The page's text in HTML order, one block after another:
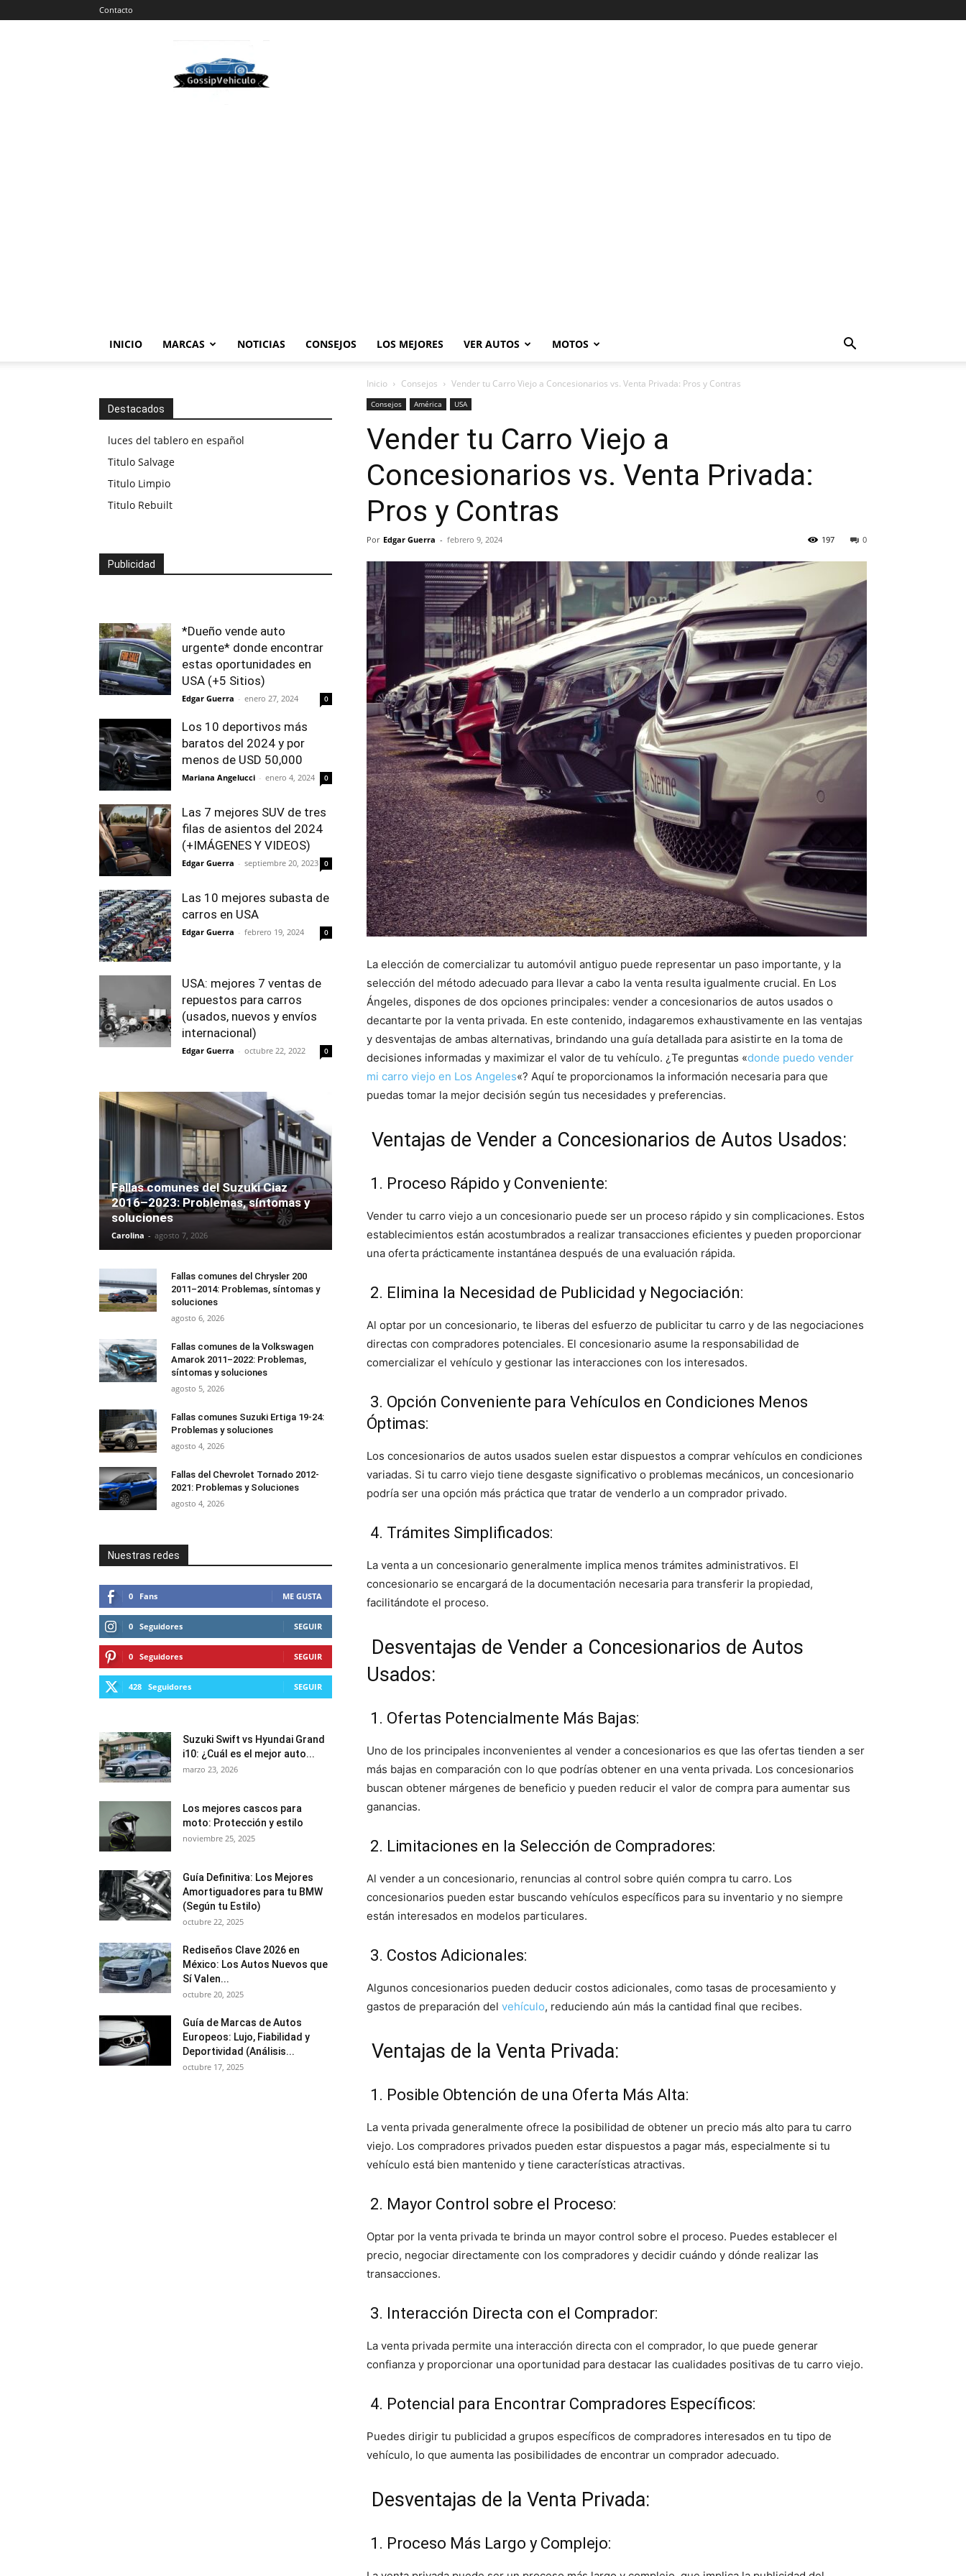
Contacto
Vehiculos
INICIO MARCAS NOTICIAS CONSEJOS LOS MEJORES VER AUTOS MOTOS
Inicio Consejos Vender tu Carro Viejo a Concesionarios vs. Venta Privada: Pros y Contras
Consejos América USA
Vender tu Carro Viejo a
Concesionarios vs. Venta Privada:
Pros y Contras
Por Edgar Guerra - febrero 9, 2024 0
197
La elección de comercializar tu automóvil antiguo puede representar un paso importante, y la
selección del método adecuado para llevar a cabo la venta resulta igualmente crucial. En Los
Ángeles, dispones de dos opciones principales: vender a concesionarios de autos usados o
decantarte por la venta privada. En este contenido, indagaremos exhaustivamente en las ventajas
y desventajas de ambas alternativas, brindando una guía detallada para asistirte en la toma de
decisiones informadas y maximizar el valor de tu vehículo. ¿Te preguntas «donde puedo vender
mi carro viejo en Los Angeles«? Aquí te proporcionamos la información necesaria para que
puedas tomar la mejor decisión según tus necesidades y preferencias.
Ventajas de Vender a Concesionarios de Autos Usados:
1. Proceso Rápido y Conveniente:
Vender tu carro viejo a un concesionario puede ser un proceso rápido y sin complicaciones. Estos
establecimientos están acostumbrados a realizar transacciones eficientes y pueden proporcionar
una oferta prácticamente instantánea después de una evaluación rápida.
2. Elimina la Necesidad de Publicidad y Negociación:
Al optar por un concesionario, te liberas del esfuerzo de publicitar tu carro y de las negociaciones
directas con compradores potenciales. El concesionario asume la responsabilidad de
comercializar el vehículo y gestionar las interacciones con los interesados.
3. Opción Conveniente para Vehículos en Condiciones Menos
Óptimas:
Los concesionarios de autos usados suelen estar dispuestos a comprar vehículos en condiciones
variadas. Si tu carro viejo tiene desgaste significativo o problemas mecánicos, un concesionario
podría ser una opción más práctica que tratar de venderlo a un comprador privado.
4. Trámites Simplificados:
La venta a un concesionario generalmente implica menos trámites administrativos. El
concesionario se encargará de la documentación necesaria para transferir la propiedad,
facilitándote el proceso.
Desventajas de Vender a Concesionarios de Autos
Usados:
1. Ofertas Potencialmente Más Bajas:
Uno de los principales inconvenientes al vender a concesionarios es que las ofertas tienden a ser
más bajas en comparación con lo que podrías obtener en una venta privada. Los concesionarios
buscan obtener márgenes de beneficio y pueden reducir el valor de compra para aumentar sus
ganancias.
2. Limitaciones en la Selección de Compradores:
Al vender a un concesionario, renuncias al control sobre quién compra tu carro. Los
concesionarios pueden estar buscando vehículos específicos para su inventario y no siempre
están interesados en modelos particulares.
3. Costos Adicionales:
Algunos concesionarios pueden deducir costos adicionales, como tasas de procesamiento y
gastos de preparación del vehículo, reduciendo aún más la cantidad final que recibes.
Ventajas de la Venta Privada:
1. Posible Obtención de una Oferta Más Alta:
La venta privada generalmente ofrece la posibilidad de obtener un precio más alto para tu carro
viejo. Los compradores privados pueden estar dispuestos a pagar más, especialmente si tu
vehículo está bien mantenido y tiene características atractivas.
2. Mayor Control sobre el Proceso:
Optar por la venta privada te brinda un mayor control sobre el proceso. Puedes establecer el
precio, negociar directamente con los compradores y decidir cuándo y dónde realizar las
transacciones.
3. Interacción Directa con el Comprador:
La venta privada permite una interacción directa con el comprador, lo que puede generar
confianza y proporcionar una oportunidad para destacar las cualidades positivas de tu carro viejo.
4. Potencial para Encontrar Compradores Específicos:
Puedes dirigir tu publicidad a grupos específicos de compradores interesados en tu tipo de
vehículo, lo que aumenta las posibilidades de encontrar un comprador adecuado.
Desventajas de la Venta Privada:
1. Proceso Más Largo y Complejo:
Destacados
luces del tablero en español
Titulo Salvage
Titulo Limpio
Titulo Rebuilt
Publicidad
*Dueño vende auto
urgente* donde encontrar
estas oportunidades en
USA (+5 Sitios)
Edgar Guerra - enero 27, 2024 0
Los 10 deportivos más
baratos del 2024 y por
menos de USD 50,000
Mariana Angelucci - enero 4, 2024 0
Las 7 mejores SUV de tres
filas de asientos del 2024
(+IMÁGENES Y VIDEOS)
Edgar Guerra - septiembre 20, 2023 0
Las 10 mejores subasta de
carros en USA
Edgar Guerra - febrero 19, 2024 0
USA: mejores 7 ventas de
repuestos para carros
(usados, nuevos y envíos
internacional)
Edgar Guerra - octubre 22, 2022 0
Fallas comunes del Suzuki Ciaz
2016–2023: Problemas, síntomas y
soluciones
Carolina - agosto 7, 2026
Fallas comunes del Chrysler 200
2011–2014: Problemas, síntomas y
soluciones
agosto 6, 2026
Fallas comunes de la Volkswagen
Amarok 2011–2022: Problemas,
síntomas y soluciones
agosto 5, 2026
Fallas comunes Suzuki Ertiga 19-24:
Problemas y soluciones
agosto 4, 2026
Fallas del Chevrolet Tornado 2012-
2021: Problemas y Soluciones
agosto 4, 2026
Nuestras redes
0 Fans ME GUSTA
0 Seguidores SEGUIR
0 Seguidores SEGUIR
428 Seguidores SEGUIR
Suzuki Swift vs Hyundai Grand
i10: ¿Cuál es el mejor auto...
marzo 23, 2026
Los mejores cascos para
moto: Protección y estilo
noviembre 25, 2025
Guía Definitiva: Los Mejores
Amortiguadores para tu BMW
(Según tu Estilo)
octubre 22, 2025
Rediseños Clave 2026 en
México: Los Autos Nuevos que
Sí Valen...
octubre 20, 2025
Guía de Marcas de Autos
Europeos: Lujo, Fiabilidad y
Deportividad (Análisis...
octubre 17, 2025